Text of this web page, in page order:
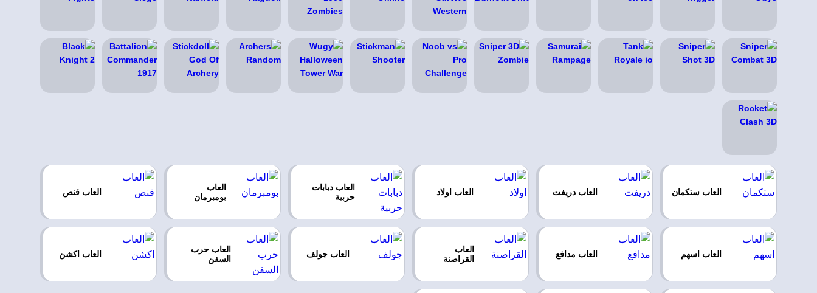
العاب ستكمان العاب دريفت العاب اولاد
العاب دبابات
حربية
العاب
بومبرمان
العاب قنص
العاب اسهم العاب مدافع
العاب
القراصنة
العاب جولف
العاب حرب
السفن
العاب اكشن